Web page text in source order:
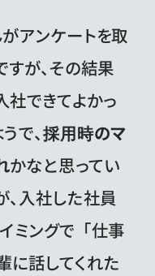
アンケートを取
すが、その結果
できてよかっ
で、採用時のマ
かなと思ってい
、入社した社員
ミングで「仕事
話してくれた